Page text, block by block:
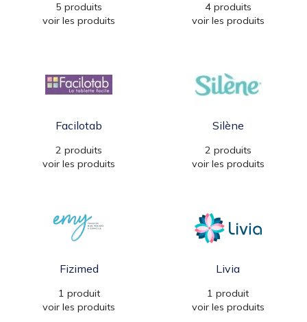
5 produits
voir les produits
4 produits
voir les produits
Facilotab
2 produits
voir les produits
Silène
2 produits
voir les produits
Fizimed
1 produit
voir les produits
Livia
1 produit
voir les produits